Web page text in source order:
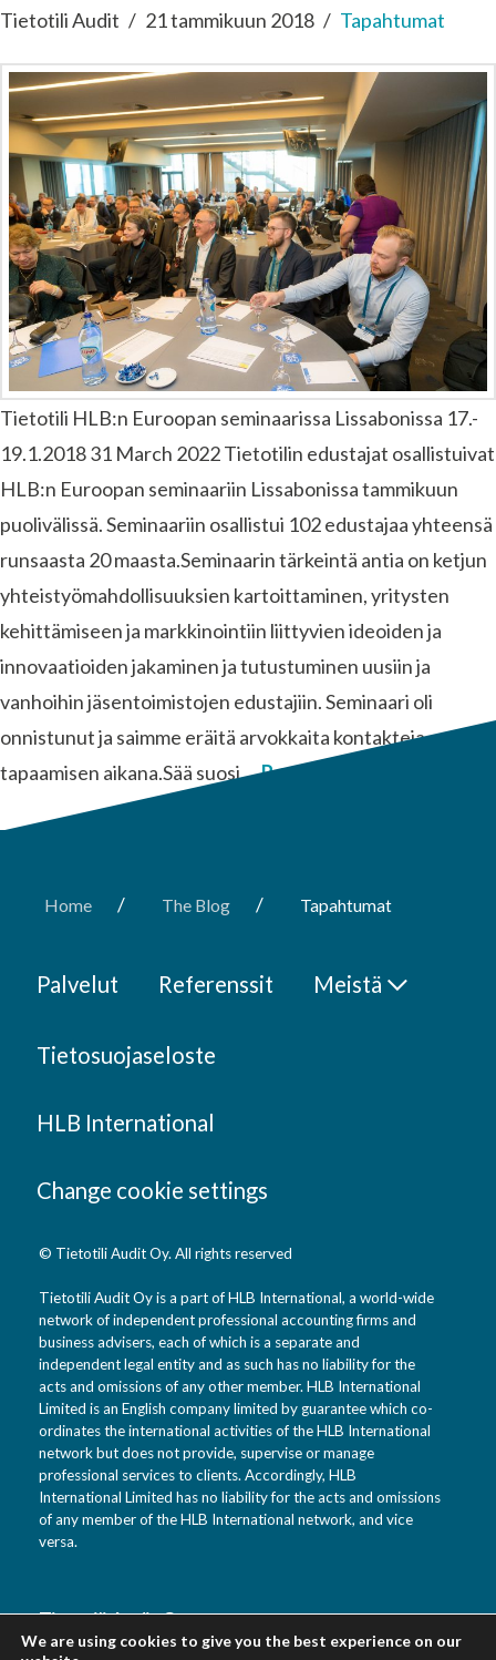
Tietotili Audit 21 tammikuun 2018 Tapahtumat
Tietotili HLB:n Euroopan seminaarissa Lissabonissa 17.-
19.1.2018 31 March 2022 Tietotilin edustajat osallistuivat
HLB:n Euroopan seminaariin Lissabonissa tammikuun
puolivälissä. Seminaariin osallistui 102 edustajaa yhteensä
runsaasta 20 maasta.Seminaarin tärkeintä antia on ketjun
yhteistyömahdollisuuksien kartoittaminen, yritysten
kehittämiseen ja markkinointiin liittyvien ideoiden ja
innovaatioiden jakaminen ja tutustuminen uusiin ja
vanhoihin jäsentoimistojen edustajiin. Seminaari oli
onnistunut ja saimme eräitä arvokkaita kontakteja
tapaamisen aikana.Sää suosi …Read More
Home / The Blog / Tapahtumat
Palvelut Referenssit Meistä
Tietosuojaseloste
HLB International
Change cookie settings
© Tietotili Audit Oy. All rights reserved
Tietotili Audit Oy is a part of HLB International, a world-wide
network of independent professional accounting firms and
business advisers, each of which is a separate and
independent legal entity and as such has no liability for the
acts and omissions of any other member. HLB International
Limited is an English company limited by guarantee which co-
ordinates the international activities of the HLB International
network but does not provide, supervise or manage
professional services to clients. Accordingly, HLB
International Limited has no liability for the acts and omissions
of any member of the HLB International network, and vice
versa.
Tietotili Audit Oy
Vanha Kaarelantie 33 A
We are using cookies to give you the best experience on our